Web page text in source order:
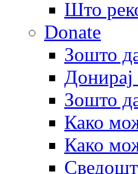
Што
Donate
Зошто
Донирај
Зошто
Како
Како